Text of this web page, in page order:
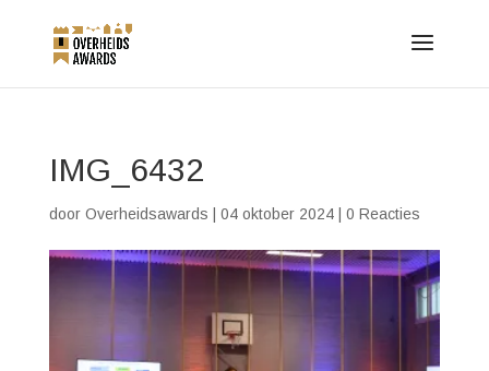
IMG_6432
door Overheidsawards 04 oktober 2024| 0 Reacties